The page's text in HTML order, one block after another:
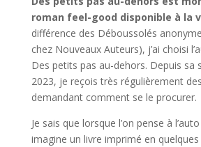
roman feel-good disponible à la
différence des Déboussolés
chez Nouveaux Auteurs), j’ai choisi
Des petits pas au-dehors. Depuis sa
2023, je reçois très régulièrement
demandant comment se le procurer.
Je sais que lorsque l’on pense à
imagine un livre imprimé en quelques